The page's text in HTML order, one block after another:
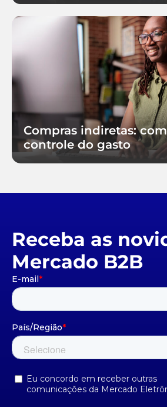
Compras indiretas:
controle do gasto
Receba as
Mercado B2B